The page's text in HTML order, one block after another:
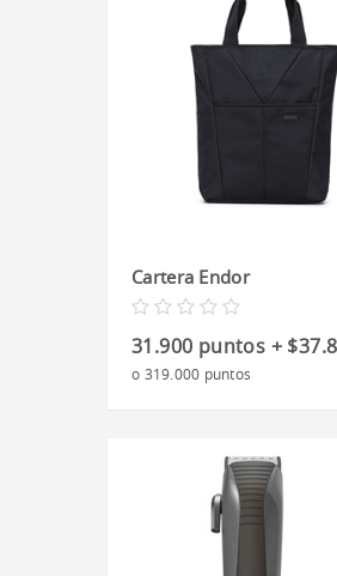
Cartera Endor
31.900 puntos +
o 319.000 puntos